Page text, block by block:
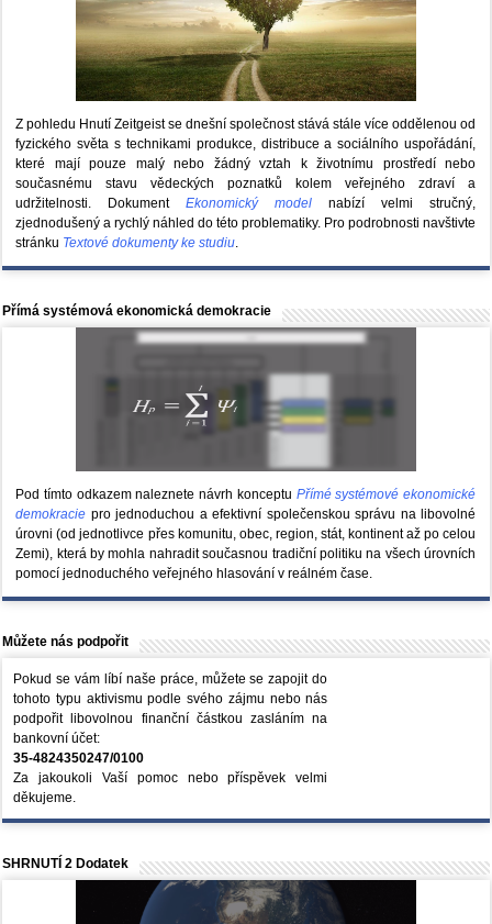
Z pohledu Hnutí Zeitgeist se dnešní společnost stává stále více oddělenou od
fyzického světa s technikami produkce, distribuce a sociálního uspořádání,
které mají pouze malý nebo žádný vztah k životnímu prostředí nebo
současnému stavu vědeckých poznatků kolem veřejného zdraví a
udržitelnosti. DokumentEkonomický model nabízí velmi stručný,
zjednodušený a rychlý náhled do této problematiky. Pro podrobnosti navštivte
stránku Textové dokumenty ke studiu.
Přímá systémová ekonomická demokracie
Pod tímto odkazem naleznete návrh konceptu Přímé systémové ekonomické
demokracie pro jednoduchou a efektivní společenskou správu na libovolné
úrovni (od jednotlivce přes komunitu, obec, region, stát, kontinent až po celou
Zemi), která by mohla nahradit současnou tradiční politiku na všech úrovních
pomocí jednoduchého veřejného hlasování v reálném čase.
Můžete nás podpořit
Pokud se vám líbí naše práce, můžete se zapojit do
tohoto typu aktivismu podle svého zájmu nebo nás
podpořit libovolnou finanční částkou zasláním na
bankovní účet:
35-4824350247/0100
Za jakoukoli Vaší pomoc nebo příspěvek velmi
děkujeme.
SHRNUTÍ 2 Dodatek